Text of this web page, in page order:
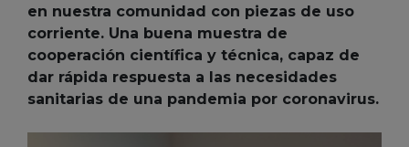
en nuestra comunidad con piezas de uso
corriente. Una buena muestra de
cooperación científica y técnica, capaz de
dar rápida respuesta a las necesidades
sanitarias de una pandemia por coronavirus.